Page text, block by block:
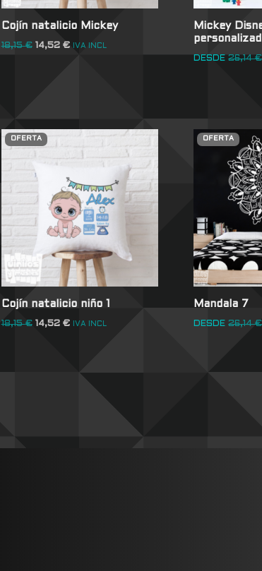
Cojín natalicio Mickey
18,15€ 14,52 € IVA INCL
Mickey
DESDE 26,14€
OFERTA
Cojín natalicio niño 1
18,15€ 14,52 € IVA INCL
OFERTA
Mandala 7
DESDE 26,14€